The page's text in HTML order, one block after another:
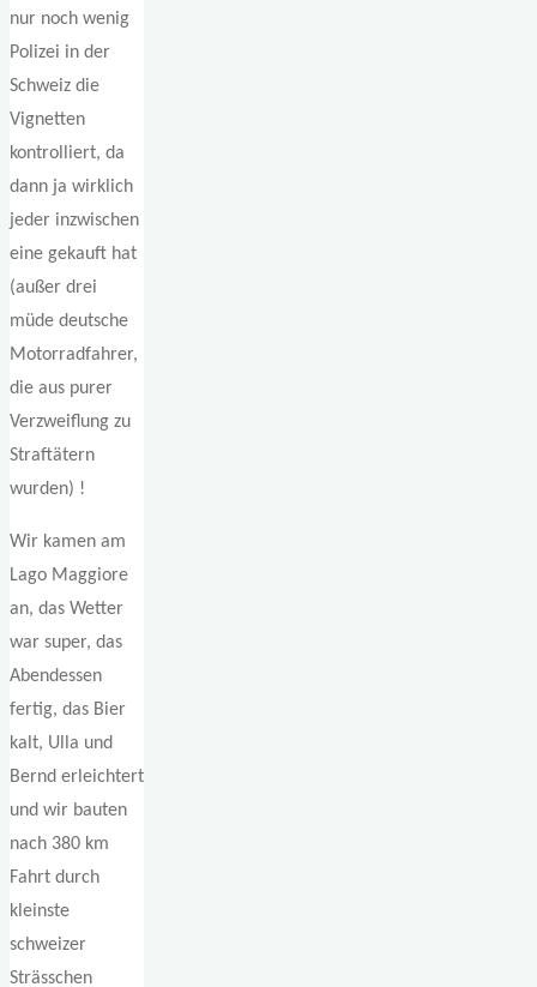
nur noch wenig
Polizei in der
Schweiz die
Vignetten
kontrolliert, da
dann ja wirklich
jeder inzwischen
eine gekauft hat
(außer drei
müde deutsche
Motorradfahrer,
die aus purer
Verzweiflung zu
Straftätern
wurden) !
Wir kamen am
Lago Maggiore
an, das Wetter
war super, das
Abendessen
fertig, das Bier
kalt, Ulla und
Bernd erleichtert
und wir bauten
nach 380 km
Fahrt durch
kleinste
schweizer
Strässchen